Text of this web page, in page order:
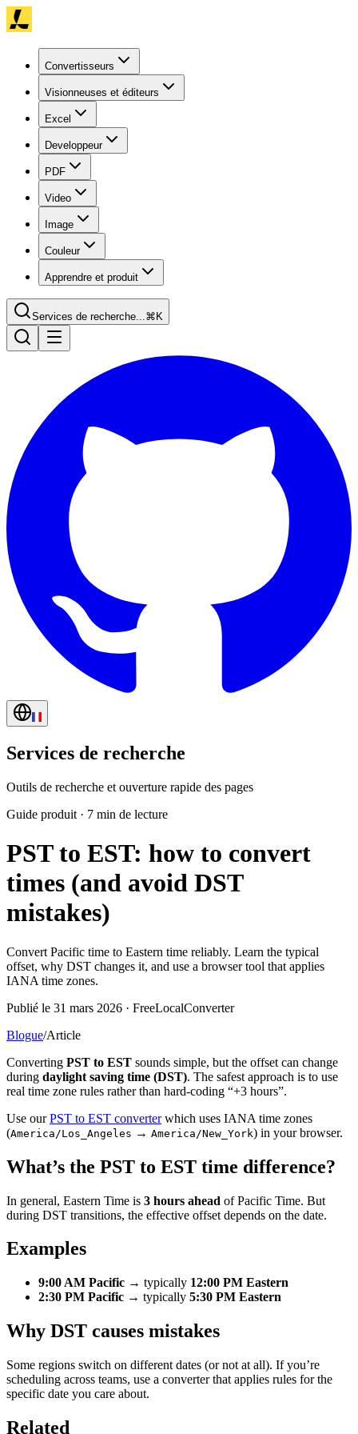
Convertisseurs
Visionneuses et éditeurs
Excel
Developpeur
PDF
Video
Image
Couleur
Apprendre et produit
Services de recherche...⌘K
Services de recherche
Outils de recherche et ouverture rapide des pages
Guide produit · 7 min de lecture
PST to EST: how to convert
times (and avoid DST
mistakes)
Convert Pacific time to Eastern time reliably. Learn the typical
offset, why DST changes it, and use a browser tool that applies
IANA time zones.
Publié le 31 mars 2026 · FreeLocalConverter
Blogue/Article
Converting PST to EST sounds simple, but the offset can change
during daylight saving time (DST). The safest approach is to use
real time zone rules rather than hard-coding “+3 hours”.
Use our PST to EST converter which uses IANA time zones
(America/Los_Angeles → America/New_York) in your browser.
What’s the PST to EST time difference?
In general, Eastern Time is 3 hours ahead of Pacific Time. But
during DST transitions, the effective offset depends on the date.
Examples
9:00 AM Pacific → typically 12:00 PM Eastern
2:30 PM Pacific → typically 5:30 PM Eastern
Why DST causes mistakes
Some regions switch on different dates (or not at all). If you’re
scheduling across teams, use a converter that applies rules for the
specific date you care about.
Related